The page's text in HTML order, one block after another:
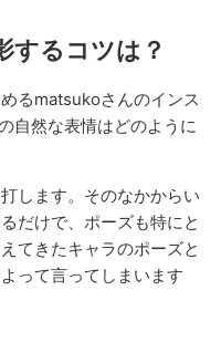
するコツは？
るmatsukoさんのインス
自然な表情はどのように
します。そのなかからい
だけで、ポーズも特にと
てきたキャラのポーズと
って言ってしまいます